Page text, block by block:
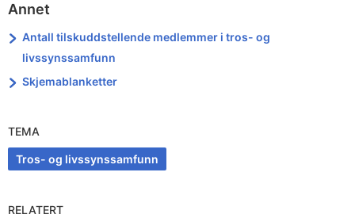
Annet
Antall tilskuddstellende medlemmer i tros- og
livssynssamfunn
Skjemablanketter
TEMA
Tros- og livssynssamfunn
RELATERT